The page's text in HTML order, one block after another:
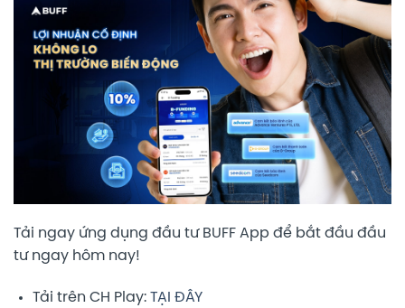
Tải ngay ứng dụng đầu tư BUFF App để bắt đầu đầu
tư ngay hôm nay!
Tải trên CH Play: TẠI ĐÂY